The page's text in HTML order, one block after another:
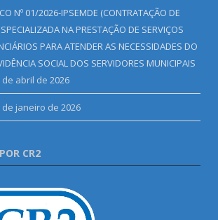
Nº 01/2026-IPSEMDE (CONTRATAÇÃO DE
NA PRESTAÇÃO DE SERVIÇOS
PARA ATENDER AS NECESSIDADES DO
SOCIAL DOS SERVIDORES MUNICIPAIS
de abril de 2026
de janeiro de 2026
CR2